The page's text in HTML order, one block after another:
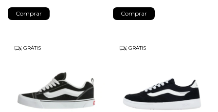
Comprar Comprar
GRÁTIS GRÁTIS